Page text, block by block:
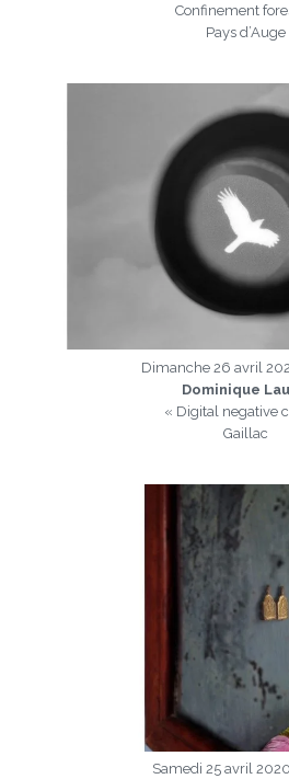
Confinement
Pays d’Auge
Dimanche 26 avril
Dominique
« Digital negative
Gaillac
Samedi 25 avril